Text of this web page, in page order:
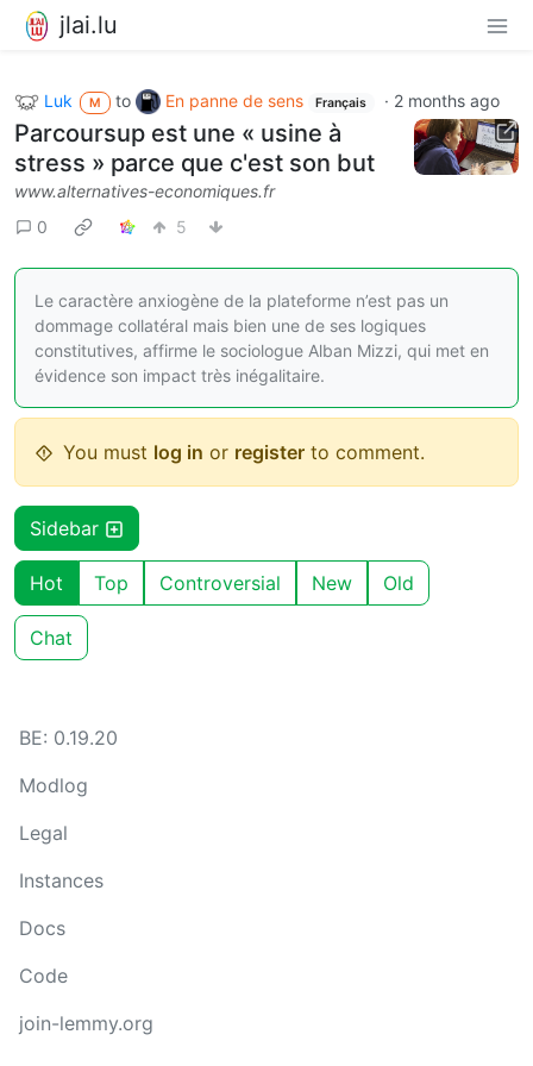
jlai.lu
Luk M to En panne de sens Français · 2 months ago
Parcoursup est une « usine à
stress » parce que c'est son but
www.alternatives-economiques.fr
0
5
Le caractère anxiogène de la plateforme n’est pas un
dommage collatéral mais bien une de ses logiques
constitutives, affirme le sociologue Alban Mizzi, qui met en
évidence son impact très inégalitaire.
You must log in or register to comment.
Sidebar
Hot Top Controversial New Old
Chat
BE: 0.19.20
Modlog
Legal
Instances
Docs
Code
join-lemmy.org